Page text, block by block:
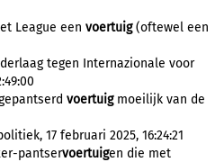
League een voertuig(oftewel een
tegen Internazionale voor
voertuigmoeilijk van de
17 februari 2025, 16:24:21
pantservoertuigen die met